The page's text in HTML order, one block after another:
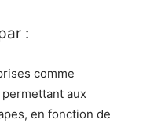
:
comme
aux
en fonction de